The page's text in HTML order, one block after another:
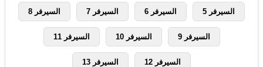
السيرفر 5 السيرفر 6 السيرفر 7 السيرفر 8
السيرفر 9 السيرفر 10 السيرفر 11
السيرفر 12 السيرفر 13